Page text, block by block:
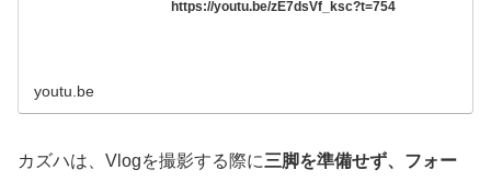
https://youtu.be/zE7dsVf_ksc?t=754
youtu.be
カズハは、Vlogを撮影する際に三脚を準備せず、フォー